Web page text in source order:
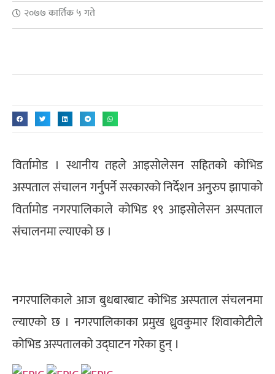
२०७७ कार्तिक ५ गते
विर्तामोड । स्थानीय तहले आइसोलेसन सहितको कोभिड
अस्पताल संचालन गर्नुपर्ने सरकारको निर्देशन अनुरुप झापाको
विर्तामोड नगरपालिकाले कोभिड १९ आइसोलेसन अस्पताल
संचालनमा ल्याएको छ ।
नगरपालिकाले आज बुधबारबाट कोभिड अस्पताल संचलनमा
ल्याएको छ । नगरपालिकाका प्रमुख ध्रुवकुमार शिवाकोटीले
कोभिड अस्पतालको उद्घाटन गरेका हुन् ।